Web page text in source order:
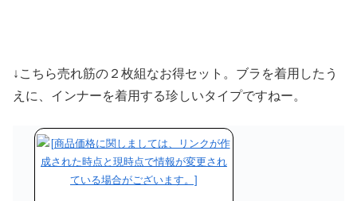
↓こちら売れ筋の２枚組なお得セット。ブラを着用したう
えに、インナーを着用する珍しいタイプですねー。